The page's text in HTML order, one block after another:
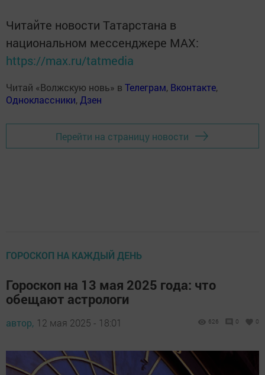
Читайте новости Татарстана в
национальном мессенджере MАХ:
https://max.ru/tatmedia
Читай «Волжскую новь» в Телеграм, Вконтакте,
Одноклассники,Дзен
Перейти на страницу новости
ГОРОСКОП НА КАЖДЫЙ ДЕНЬ
Гороскоп на 13 мая 2025 года: что
обещают астрологи
автор, 12 мая 2025 - 18:01 626 0 0